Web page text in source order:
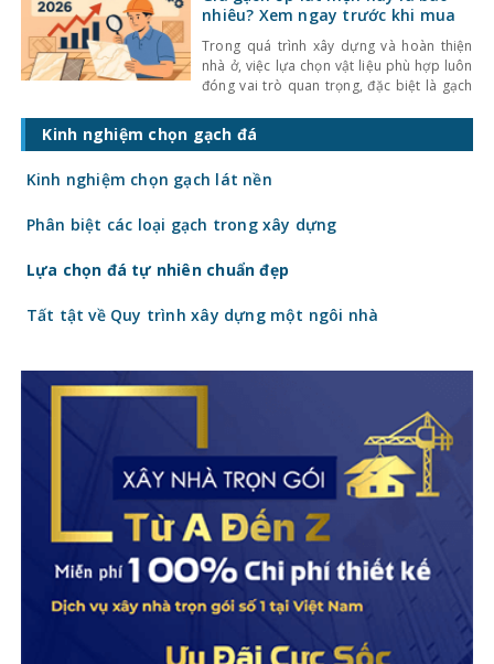
khiến không gian trở nên bí bách và phụ
nhiêu? Xem ngay trước khi mua
Trong quá trình xây dựng và hoàn thiện
nhà ở, việc lựa chọn vật liệu phù hợp luôn
đóng vai trò quan trọng, đặc biệt là gạch
giá gạch ốp lát hiện nay còn quyết định
trực tiếp đến tổng chi phí công trình. Vậy
Kinh nghiệm chọn gạch đá
Kinh nghiệm chọn gạch lát nền
Phân biệt các loại gạch trong xây dựng
Lựa chọn đá tự nhiên chuẩn đẹp
Tất tật về Quy trình xây dựng một ngôi nhà